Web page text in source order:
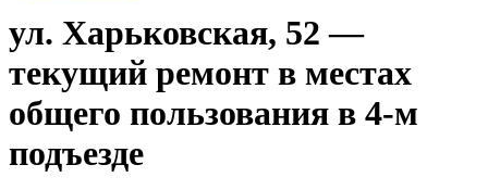
ул. Харьковская, 52 —
текущий ремонт в местах
общего пользования в 4-м
подъезде